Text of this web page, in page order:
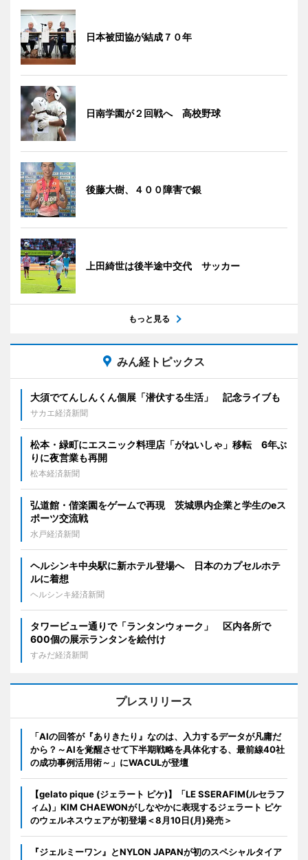
日本被団協が結成７０年
日南学園が２回戦へ 高校野球
後藤大樹、４００障害で銀
上田綺世は後半途中交代 サッカー
もっと見る
みん経トピックス
大須でてんしんくん個展「潜伏する生活」 記念ライブも
サカエ経済新聞
松本・緑町にエスニック料理店「がねいしゃ」移転 6年ぶ
りに夜営業も再開
松本経済新聞
弘道館・偕楽園をゲームで再現 茨城県内企業と学生のeス
ポーツ交流戦
水戸経済新聞
ヘルシンキ中央駅に新ホテル登場へ 日本のカプセルホテ
ルに着想
ヘルシンキ経済新聞
タワービュー通りで「ランタンウォーク」 区内各所で
600個の展示ランタンを絵付け
すみだ経済新聞
プレスリリース
「AIの回答が『ありきたり』なのは、入力するデータが凡庸だ
から？～AIを覚醒させて下半期戦略を具体化する、最前線40社
の成功事例活用術～」にWACULが登壇
【gelato pique (ジェラート ピケ)】「LE SSERAFIM(ルセラフ
ィム)」KIM CHAEWONがしなやかに表現するジェラート ピケ
のウェルネスウェアが初登場＜8月10日(月)発売＞
『ジェルミーワン』とNYLON JAPANが初のスペシャルタイア